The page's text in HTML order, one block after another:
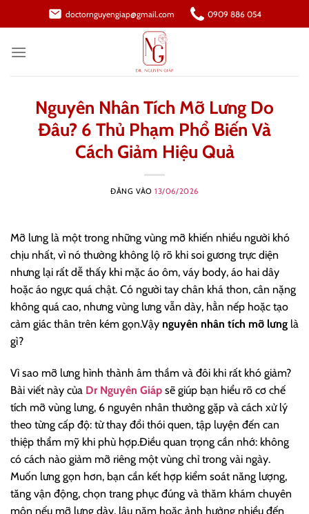
qua
dung
doctornguyengiap@gmail.com 0909 886 054
Nguyên Nhân Tích Mỡ Lưng Do
Đâu? 6 Thủ Phạm Phổ Biến Và
Cách Giảm Hiệu Quả
ĐĂNG VÀO13/06/2026
Mỡ lưng là một trong những vùng mỡ khiến nhiều người khó
chịu nhất, vì nó thường không lộ rõ khi soi gương trực diện
nhưng lại rất dễ thấy khi mặc áo ôm, váy body, áo hai dây
hoặc áo ngực quá chật. Có người tay chân khá thon, cân nặng
không quá cao, nhưng vùng lưng vẫn dày, hằn nếp hoặc tạo
cảm giác thân trên kém gọn.Vậy nguyên nhân tích mỡ lưng là
gì?
Vì sao mỡ lưng hình thành âm thầm và đôi khi rất khó giảm?
Bài viết này của Dr Nguyên Giáp sẽ giúp bạn hiểu rõ cơ chế
tích mỡ vùng lưng, 6 nguyên nhân thường gặp và cách xử lý
theo từng cấp độ: từ thay đổi thói quen, tập luyện đến can
thiệp thẩm mỹ khi phù hợp.Điều quan trọng cần nhớ: không
có cách nào giảm mỡ riêng một vùng chỉ trong vài ngày.
Muốn lưng gọn hơn, bạn cần kết hợp kiểm soát năng lượng,
tăng vận động, chọn trang phục đúng và thăm khám chuyên
môn nếu mỡ lưng dày, lâu năm hoặc ảnh hưởng nhiều đến